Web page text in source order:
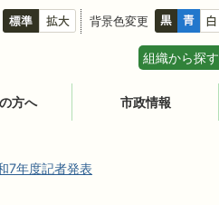
背景色変更
組織から探す
方へ 市政情報
7年度記者発表